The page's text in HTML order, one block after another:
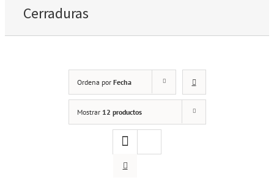
Cerraduras
Ordena por Fecha
Mostrar 12 productos